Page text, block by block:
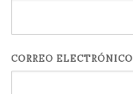
CORREO ELECTRÓNICO